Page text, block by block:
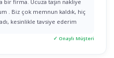
firma. Ucuza taşın nakliye
. Biz çok memnun kaldık, hiç
kesinlikle tavsiye ederim
✓ Onaylı Müşteri